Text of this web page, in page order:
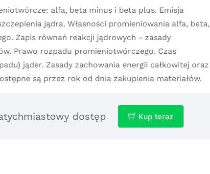
alfa, beta minus i beta plus. Emisja
jądra. Własności promieniowania alfa, beta,
Zapis równań reakcji jądrowych - zasady
Prawo rozpadu promieniotwórczego. Czas
jąder. Zasady zachowania energii całkowitej oraz
są przez rok od dnia zakupienia materiałów.
dostęp Kup teraz